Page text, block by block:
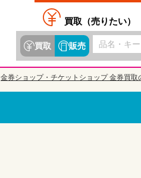
買取（売りたい）
買取 販売
金券ショップ・チケットショップ 金券買取